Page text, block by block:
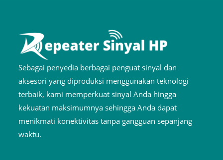
Sebagai penyedia berbagai penguat sinyal dan
aksesori yang diproduksi menggunakan teknologi
terbaik, kami memperkuat sinyal Anda hingga
kekuatan maksimumnya sehingga Anda dapat
menikmati konektivitas tanpa gangguan sepanjang
waktu.